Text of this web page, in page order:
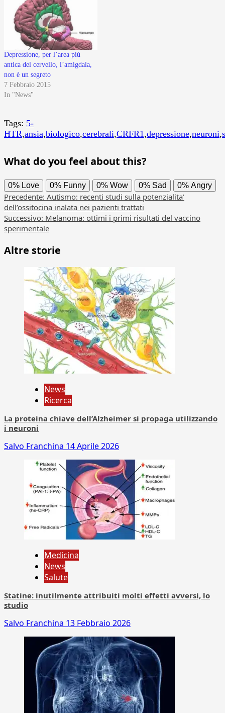
Depressione, per l’area più
antica del cervello, l’amigdala,
non è un segreto
7 Febbraio 2015
In "News"
Tags: 5-
HTR,ansia,biologico,cerebrali,CRFR1,depressione,neuroni,
What do you feel about this?
0% Love 0% Funny 0% Wow 0% Sad 0% Angry
Navigazione
articolo
Precedente: Autismo: recenti studi sulla potenzialita’
dell’ossitocina inalata nei pazienti trattati
Successivo: Melanoma: ottimi i primi risultati del vaccino
sperimentale
Altre storie
News
Ricerca
La proteina chiave dell’Alzheimer si propaga utilizzando
i neuroni
Salvo Franchina 14 Aprile 2026
Medicina
News
Salute
Statine: inutilmente attribuiti molti effetti avversi, lo
studio
Salvo Franchina 13 Febbraio 2026